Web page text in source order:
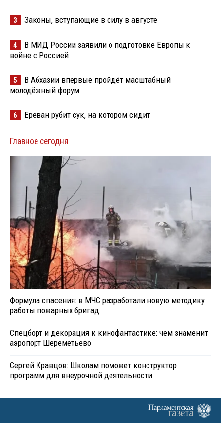
3 Законы, вступающие в силу в августе
4
В МИД России заявили о подготовке Европы к
войне с Россией
5
В Абхазии впервые пройдёт масштабный
молодёжный форум
6 Ереван рубит сук, на котором сидит
Главное сегодня
Формула спасения: в МЧС разработали новую методику
работы пожарных бригад
Спецборт и декорация к кинофантастике: чем знаменит
аэропорт Шереметьево
Сергей Кравцов: Школам поможет конструктор
программ для внеурочной деятельности